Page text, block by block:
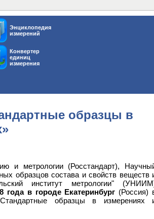
Энциклопедия
измерений
Конвертер
единиц
измерения
образцы в
и метрологии (Росстандарт),
образцов состава и свойств веществ
институт метрологии"
года в городе Екатеринбург (Россия)
образцы в измерениях